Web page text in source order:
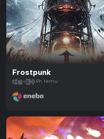
Frostpunk
9h temu